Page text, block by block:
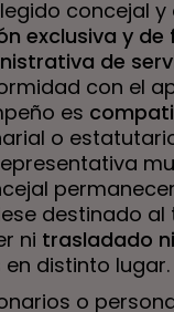
concejal y
exclusiva y de
de
con el
es
o
destinado
ni trasladado
en distinto lugar.
o